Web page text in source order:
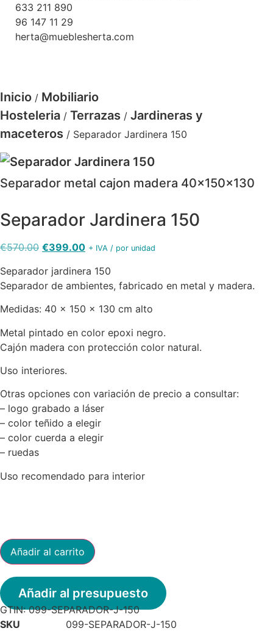
633 211 890
96 147 11 29
herta@mueblesherta.com
Inicio / Mobiliario
Hosteleria / Terrazas / Jardineras y
maceteros / Separador Jardinera 150
Separador metal cajon madera 40x150x130
Separador Jardinera 150
€570.00 El
original
era:
€570.00.
€399.00El
actual
es:
€399.00.
+ IVA / por unidad
Separador jardinera 150
Separador de ambientes, fabricado en metal y madera.
Medidas: 40 x 150 x 130 cm alto
Metal pintado en color epoxi negro.
Cajón madera con protección color natural.
Uso interiores.
Otras opciones con variación de precio a consultar:
– logo grabado a láser
– color teñido a elegir
– color cuerda a elegir
– ruedas
Uso recomendado para interior
Separador
Jardinera
150
Añadir al carrito
Añadir al presupuesto
GTIN:099-SEPARADOR-J-150
SKU
099-SEPARADOR-J-150